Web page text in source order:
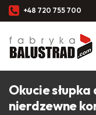
+48 720 755 700
Okucie
nierdzewne